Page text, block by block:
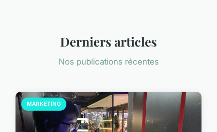
Derniers articles
Nos publications récentes
MARKETING